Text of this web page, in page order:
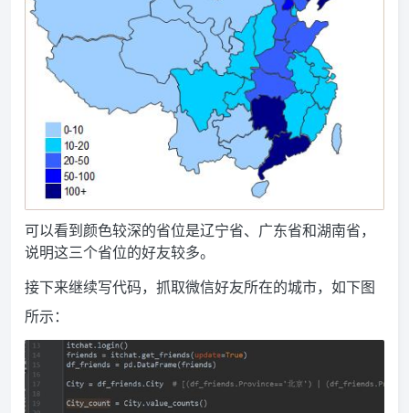
可以看到颜色较深的省位是辽宁省、广东省和湖南省，
说明这三个省位的好友较多。
接下来继续写代码，抓取微信好友所在的城市，如下图
所示：